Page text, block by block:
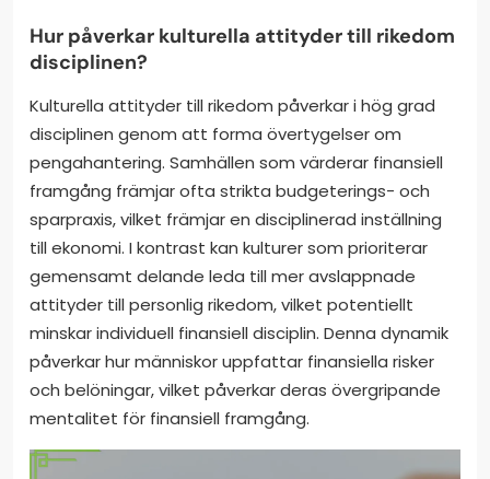
Hur påverkar kulturella attityder till rikedom
disciplinen?
Kulturella attityder till rikedom påverkar i hög grad
disciplinen genom att forma övertygelser om
pengahantering. Samhällen som värderar finansiell
framgång främjar ofta strikta budgeterings- och
sparpraxis, vilket främjar en disciplinerad inställning
till ekonomi. I kontrast kan kulturer som prioriterar
gemensamt delande leda till mer avslappnade
attityder till personlig rikedom, vilket potentiellt
minskar individuell finansiell disciplin. Denna dynamik
påverkar hur människor uppfattar finansiella risker
och belöningar, vilket påverkar deras övergripande
mentalitet för finansiell framgång.